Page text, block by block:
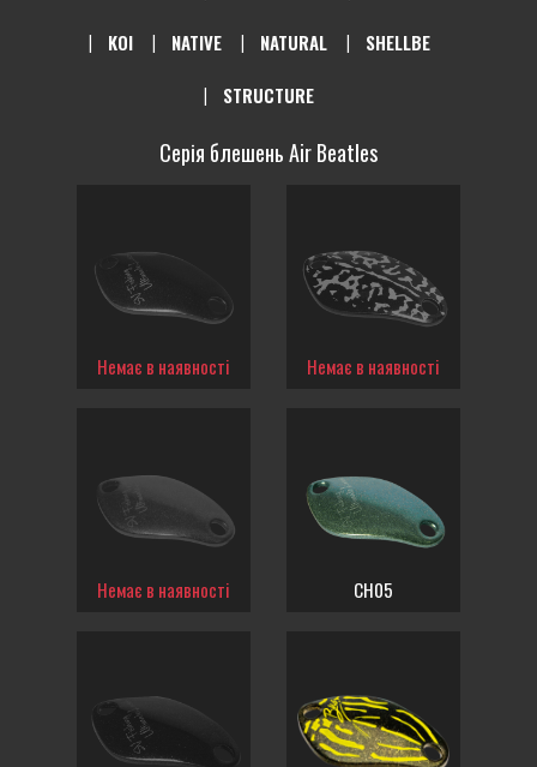
KOI
NATIVE NATURAL
SHELLBE
STRUCTURE
Серія блешень Air Beatles
Немає в наявності Немає в наявності
Немає в наявності CH05